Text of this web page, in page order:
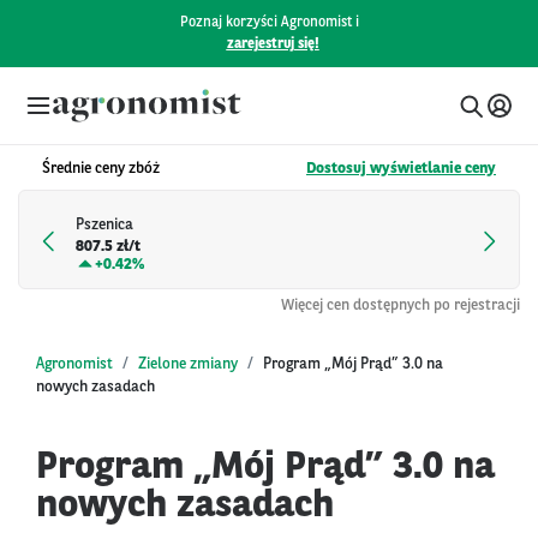
Poznaj korzyści Agronomist i
zarejestruj się!
Średnie ceny zbóż Dostosuj wyświetlanie ceny
Pszenica
807.5 zł/t
+0.42%
Więcej cen dostępnych po rejestracji
Agronomist Zielone zmiany
Program „Mój Prąd” 3.0 na
nowych zasadach
Program „Mój Prąd” 3.0 na
nowych zasadach